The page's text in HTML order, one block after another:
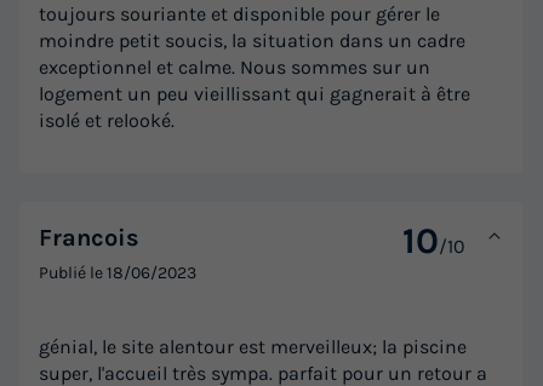
toujours souriante et disponible pour gérer le
moindre petit soucis, la situation dans un cadre
exceptionnel et calme. Nous sommes sur un
logement un peu vieillissant qui gagnerait à être
isolé et relooké.
Francois 10/10
Publié le18/06/2023
génial, le site alentour est merveilleux; la piscine
super, l'accueil très sympa. parfait pour un retour a